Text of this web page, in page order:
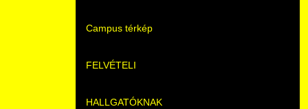
Videók
Álláshirdetések
Campus térkép
FELVÉTELI
Pontozási rendszer szabályai
HALLGATÓKNAK